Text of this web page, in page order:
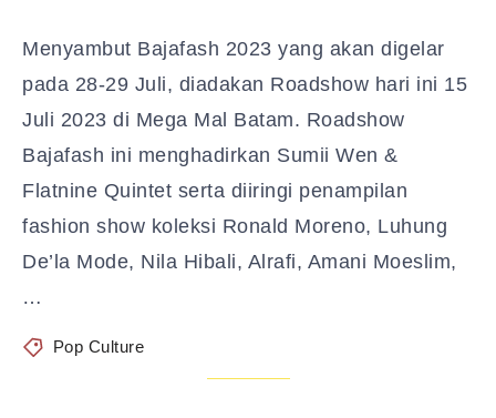
Menyambut Bajafash 2023 yang akan digelar
pada 28-29 Juli, diadakan Roadshow hari ini 15
Juli 2023 di Mega Mal Batam. Roadshow
Bajafash ini menghadirkan Sumii Wen &
Flatnine Quintet serta diiringi penampilan
fashion show koleksi Ronald Moreno, Luhung
De’la Mode, Nila Hibali, Alrafi, Amani Moeslim,
…
Pop Culture